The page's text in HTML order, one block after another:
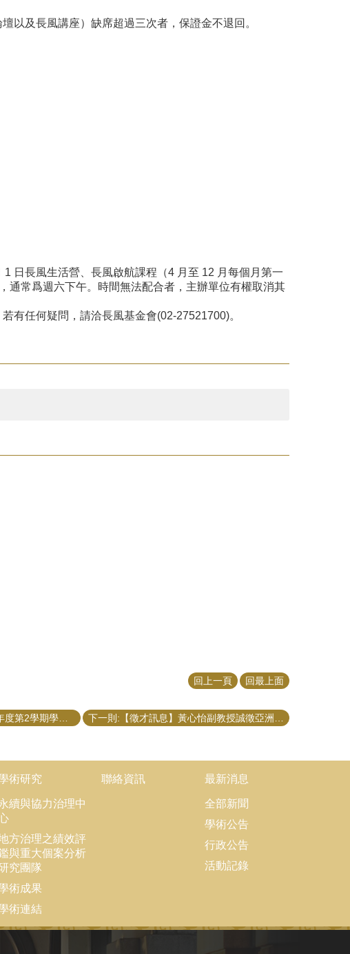
以及長風講座）缺席超過三次者，保證金不退回。
日長風生活營、長風啟航課程（4 月至 12 月每個月第一
通常爲週六下午。時間無法配合者，主辦單位有權取消其
有任何疑問，請洽長風基金會(02-27521700)。
回上一頁 回最上面
術研究
續與協力治理中
方治理之績效評
與重大個案分析
究團隊
術成果
術連結
聯絡資訊 最新消息
全部新聞
學術公告
行政公告
活動記錄